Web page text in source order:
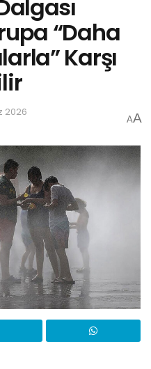
“Daha
Karşı
2026
AA